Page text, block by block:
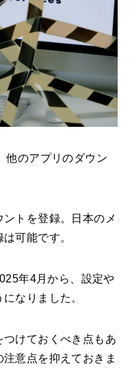
他のアプリのダウン
トを登録。日本のメ
可能です。
年4月から、設定や
なりました。
けておくべき点もあ
意点を抑えておきま